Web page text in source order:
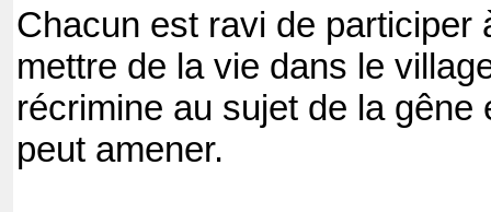
Chacun est ravi de participer
mettre de la vie dans le
récrimine au sujet de la
peut amener.